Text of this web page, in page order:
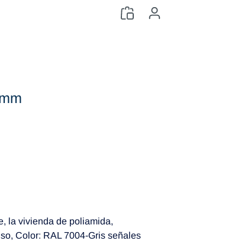
oRegistro
la vivienda de poliamida,
Color: RAL 7004-Gris señales